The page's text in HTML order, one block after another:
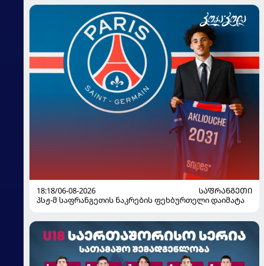
18:18/06-08-2026
ᲡᲐᲤᲠᲐᲜᲒᲔᲗᲘ
პსჟ-მ საფრანგეთის ნაკრების ფეხბურთელი დაიმატა